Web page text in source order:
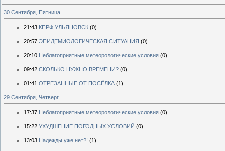
30 Сентября, Пятница
21:43 КПРФ УЛЬЯНОВСК (0)
20:57 ЭПИДЕМИОЛОГИЧЕСКАЯ СИТУАЦИЯ (0)
20:10 Неблагоприятные метеорологические условия (0)
09:42 СКОЛЬКО НУЖНО ВРЕМЕНИ? (0)
01:41 ОТРЕЗАННЫЕ ОТ ПОСЁЛКА (1)
29 Сентября, Четверг
17:37 Неблагоприятные метеорологические условия (0)
15:22 УХУДШЕНИЕ ПОГОДНЫХ УСЛОВИЙ (0)
13:03 Надежды уже нет?! (1)